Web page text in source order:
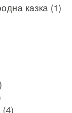
казка (1)